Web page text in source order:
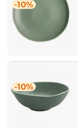
-10%
-10%